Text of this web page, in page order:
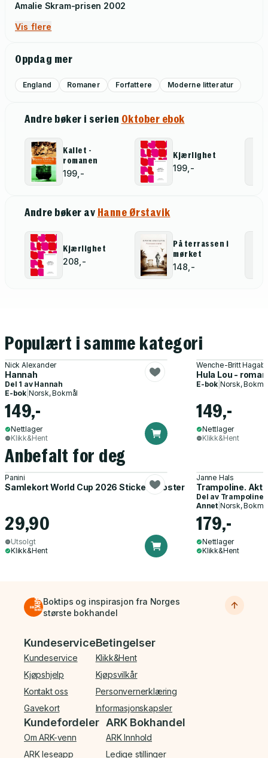
Amalie Skram-prisen 2002
Vis flere
Oppdag mer
England Romaner Forfattere Moderne litteratur
Andre bøker i serien Oktober ebok
Kallet -
romanen
199,-
Kjærlighet
199,-
Andre bøker av Hanne Ørstavik
Kjærlighet
208,-
På terrassen i
mørket
148,-
Populært i samme kategori
Nick Alexander
Hannah
Del 1 av Hannah
E-bok Norsk, Bokmål
149,-
Nettlager
Klikk&Hent
Wenche-Britt
Hula Lou - roman
E-bok| Norsk,
149,-
Nettlager
Klikk&Hent
Anbefalt for deg
Panini
Samlekort World Cup 2026 Sticker Booster
29,90
Utsolgt
Klikk&Hent
Janne Hals
Trampoline.
Del av Trampoline
Annet| Norsk,
179,-
Nettlager
Klikk&Hent
Boktips og inspirasjon fra Norges
største bokhandel
Bunnmeny
Kundeservice
Kundeservice
Kjøpshjelp
Kontakt oss
Gavekort
Betingelser
Klikk&Hent
Kjøpsvilkår
Personvernerklæring
Informasjonskapsler
Kundefordeler
Om ARK-venn
ARK leseapp
ARK Bokhandel
ARK Innhold
Ledige stillinger